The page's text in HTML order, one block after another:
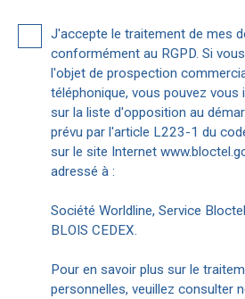
J'accepte le traitement de mes
conformément au RGPD. Si
l'objet de prospection
téléphonique, vous pouvez
sur la liste d'opposition au
prévu par l'article L223-1 du
sur le site Internet
adressé à :
Société Worldline, Service
BLOIS CEDEX.
Pour en savoir plus sur le
personnelles, veuillez consulter